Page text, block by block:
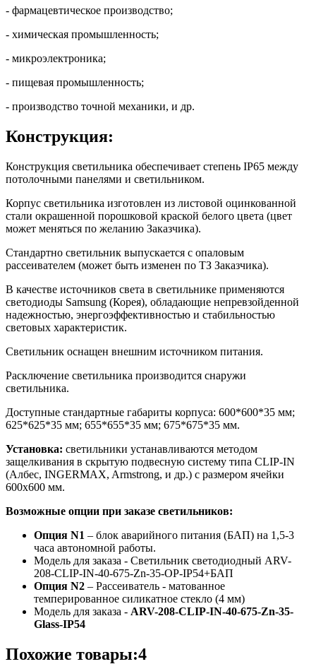
- фармацевтическое производство;
- химическая промышленность;
- микроэлектроника;
- пищевая промышленность;
- производство точной механики, и др.
Конструкция:
Конструкция светильника обеспечивает степень IP65 между
потолочными панелями и светильником.
Корпус светильника изготовлен из листовой оцинкованной
стали окрашенной порошковой краской белого цвета (цвет
может меняться по желанию Заказчика).
Стандартно светильник выпускается с опаловым
рассеивателем (может быть изменен по ТЗ Заказчика).
В качестве источников света в светильнике применяются
светодиоды Samsung (Корея), обладающие непревзойденной
надежностью, энергоэффективностью и стабильностью
световых характеристик.
Светильник оснащен внешним источником питания.
Расключение светильника производится снаружи
светильника.
Доступные стандартные габариты корпуса: 600*600*35 мм;
625*625*35 мм; 655*655*35 мм; 675*675*35 мм.
Установка: светильники устанавливаются методом
защелкивания в скрытую подвесную систему типа CLIP-IN
(Албес, INGERMAX, Armstrong, и др.) с размером ячейки
600х600 мм.
Возможные опции при заказе светильников:
Опция N1 – блок аварийного питания (БАП) на 1,5-3
часа автономной работы.
Модель для заказа - Светильник светодиодный ARV-
208-CLIP-IN-40-675-Zn-35-OP-IP54+БАП
Опция N2 – Рассеиватель - матованное
темперированное силикатное стекло (4 мм)
Модель для заказа - ARV-208-CLIP-IN-40-675-Zn-35-
Glass-IP54
Похожие товары:4